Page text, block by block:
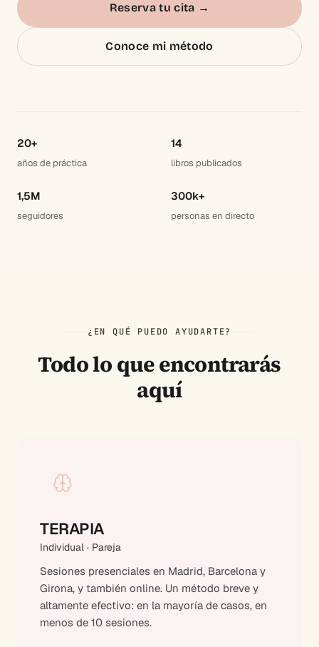
Reserva tu cita →
Conoce mi método
20+
años de práctica
14
libros publicados
1,5M
seguidores
300k+
personas en directo
¿EN QUÉ PUEDO AYUDARTE?
Todo lo que encontrarás
aquí
TERAPIA
Individual · Pareja
Sesiones presenciales en Madrid, Barcelona y
Girona, y también online. Un método breve y
altamente efectivo: en la mayoría de casos, en
menos de 10 sesiones.